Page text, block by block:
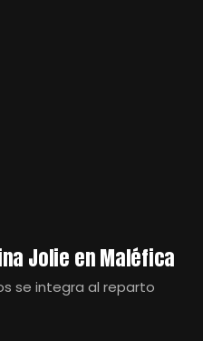
Jolie en Maléfica
se integra al reparto